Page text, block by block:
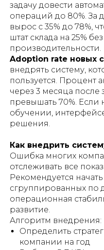
задачу довести
операций до 80%. За
вырос с 35% до 78%,
штат склада на 25%
производительности.
Adoption rate новых
внедрять систему,
пользуется. Процент
через 3 месяца после
превышать 70%.
обучении,
решения.
Как внедрить
Ошибка многих
отслеживать все
Рекомендуется
сгруппированных по
операционная
развитие.
Алгоритм внедрения:
Определить
компании на год